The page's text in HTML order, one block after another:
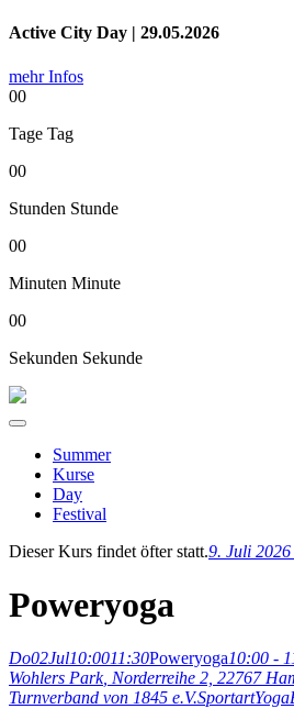
Active City Day | 29.05.2026
mehr Infos
00
Tage Tag
00
Stunden Stunde
00
Minuten Minute
00
Sekunden Sekunde
Summer
Kurse
Day
Festival
Dieser Kurs findet öfter statt.9. Juli
Poweryoga
Do02Jul10:0011:30Poweryoga10:00 -
Wohlers Park, Norderreihe 2, 22767
Turnverband von 1845 e.V.SportartYoga